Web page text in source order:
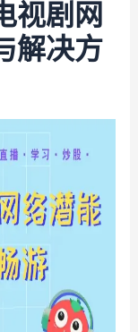
视剧网
解决方